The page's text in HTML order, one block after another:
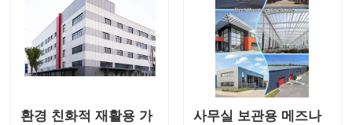
환경 친화적 재활용 가
사무실 보관용 메즈나